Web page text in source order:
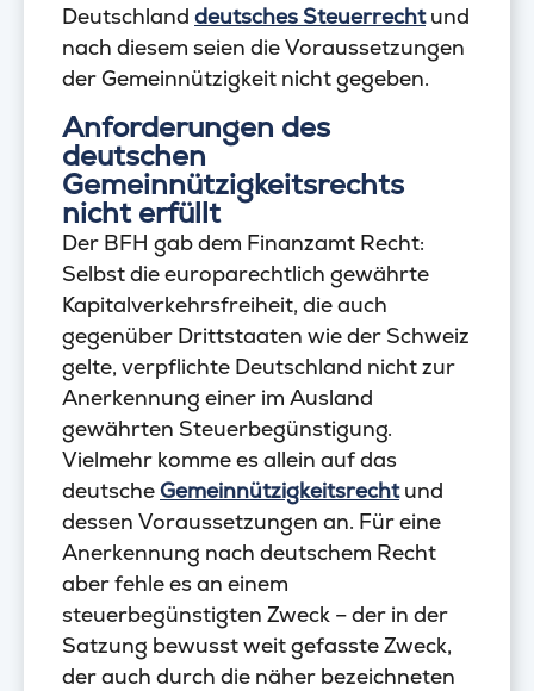
Deutschland deutsches Steuerrechtund
nach diesem seien die Voraussetzungen
der Gemeinnützigkeit nicht gegeben.
Anforderungen des
deutschen
Gemeinnützigkeitsrechts
nicht erfüllt
Der BFH gab dem Finanzamt Recht:
Selbst die europarechtlich gewährte
Kapitalverkehrsfreiheit, die auch
gegenüber Drittstaaten wie der Schweiz
gelte, verpflichte Deutschland nicht zur
Anerkennung einer im Ausland
gewährten Steuerbegünstigung.
Vielmehr komme es allein auf das
deutscheGemeinnützigkeitsrechtund
dessen Voraussetzungen an. Für eine
Anerkennung nach deutschem Recht
aber fehle es an einem
steuerbegünstigten Zweck – der in der
Satzung bewusst weit gefasste Zweck,
der auch durch die näher bezeichneten